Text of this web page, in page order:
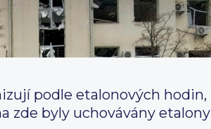
podle etalonových
byly uchovávány